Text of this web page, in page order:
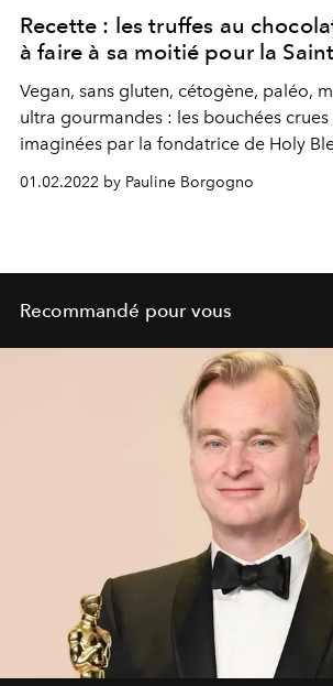
Recette : les truffes au
à faire à sa moitié pour la
Vegan, sans gluten, cétogène, paléo,
ultra gourmandes : les bouchées
imaginées par la fondatrice de Holy
01.02.2022 by Pauline Borgogno
Recommandé pour vous